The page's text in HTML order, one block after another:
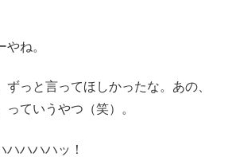
やね。
ずっと言ってほしかったな。あの、
っていうやつ（笑）。
ハハハハッ！